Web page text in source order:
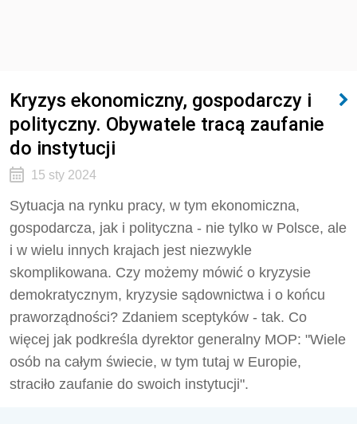
Kryzys ekonomiczny, gospodarczy i
polityczny. Obywatele tracą zaufanie
do instytucji
15 sty 2024
Sytuacja na rynku pracy, w tym ekonomiczna,
gospodarcza, jak i polityczna - nie tylko w Polsce, ale
i w wielu innych krajach jest niezwykle
skomplikowana. Czy możemy mówić o kryzysie
demokratycznym, kryzysie sądownictwa i o końcu
praworządności? Zdaniem sceptyków - tak. Co
więcej jak podkreśla dyrektor generalny MOP: "Wiele
osób na całym świecie, w tym tutaj w Europie,
straciło zaufanie do swoich instytucji".